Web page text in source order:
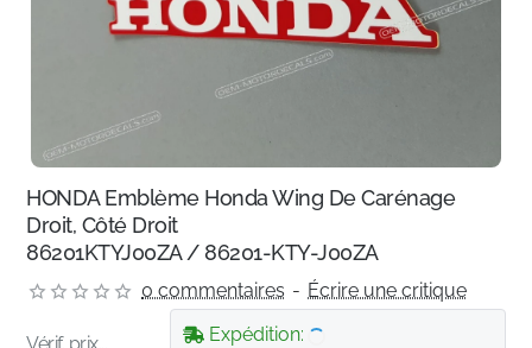
HONDA Emblème Honda Wing De Carénage
Droit, Côté Droit
86201KTYJ00ZA / 86201-KTY-J00ZA
0 commentaires - Écrire une critique
Expédition: